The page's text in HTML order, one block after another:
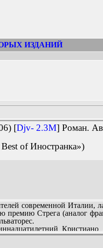
ИЗДАНИЙ
[Djv- 2.3M] Роман.
of Иностранка»)
современной Италии,
Стрега (аналог
сына и воспитывает в